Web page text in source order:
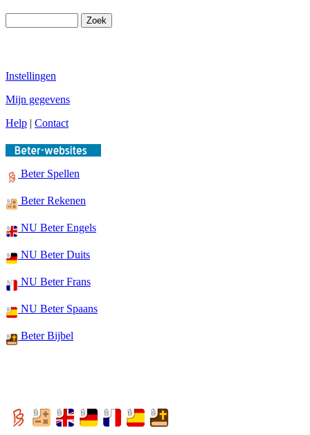
Instellingen
Mijn gegevens
Help | Contact
Beter Spellen
Beter Rekenen
NU Beter Engels
NU Beter Duits
NU Beter Frans
NU Beter Spaans
Beter Bijbel